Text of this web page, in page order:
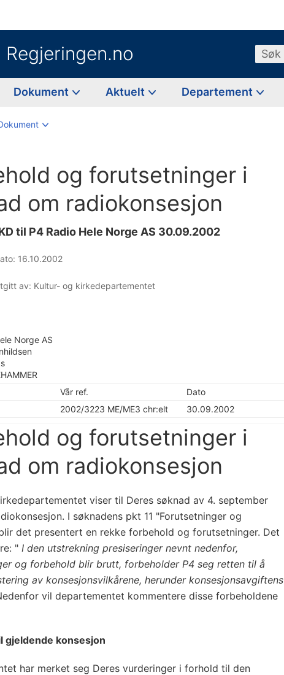
Regjeringen.no Søk
Dokument Aktuelt Departement
og forutsetninger i
om radiokonsesjon
til P4 Radio Hele Norge AS 30.09.2002
16.10.2002
av: Kultur- og kirkedepartementet
Norge AS
Vår ref.
Dato
2002/3223 ME/ME3 chr:elt
30.09.2002
og forutsetninger i
om radiokonsesjon
viser til Deres søknad av 4. september
I søknadens pkt 11 "Forutsetninger og
det presentert en rekke forbehold og forutsetninger. Det
" I den utstrekning presiseringer nevnt nedenfor,
og forbehold blir brutt, forbeholder P4 seg retten til å
av konsesjonsvilkårene, herunder konsesjonsavgiftens
vil departementet kommentere disse forbeholdene
gjeldende konsesjon
har merket seg Deres vurderinger i forhold til den